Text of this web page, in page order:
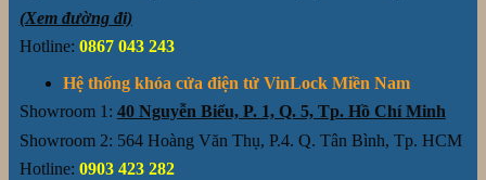
(Xem đường đi)
Hotline: 0867 043 243
Hệ thống khóa cửa điện tử VinLock Miền Nam
Showroom 1: 40 Nguyễn Biểu, P. 1, Q. 5, Tp. Hồ Chí Minh
Showroom 2: 564 Hoàng Văn Thụ, P.4. Q. Tân Bình, Tp. HCM
Hotline: 0903 423 282